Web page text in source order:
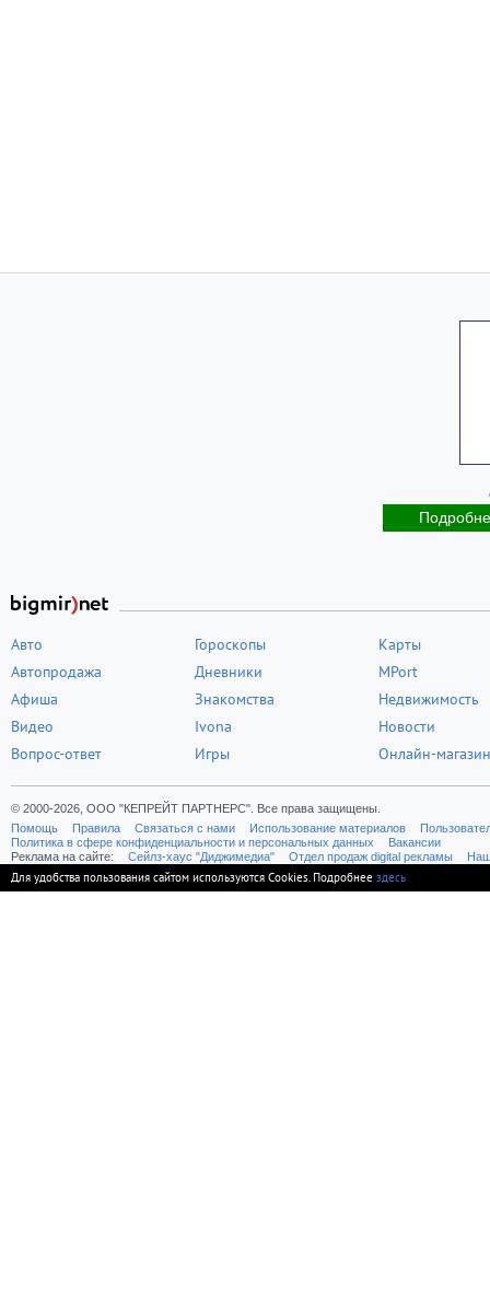
Авто
Автопродажа
Афиша
Видео
Вопрос-ответ
Гороскопы
Дневники
Знакомства
Ivona
Игры
Карты
MPort
Недвижимость
Новости
Онлайн-магазин
© 2000-2026, ООО "КЕПРЕЙТ ПАРТНЕРС". Все права защищены.
Помощь
Правила Связаться с нами Использование материалов
Политика в сфере конфиденциальности и персональных данных
Вакансии
Реклама на сайте:
Cейлз-хаус "Диджимедиа" Отдел продаж digital рекламы
Для удобства пользования сайтом используются Cookies. Подробнее здесь